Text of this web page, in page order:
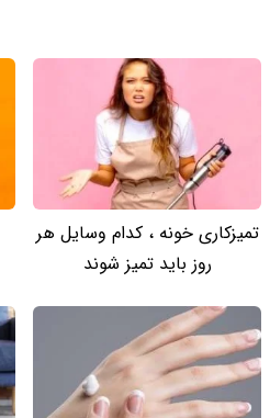
تمیزکاری خونه ، کدام وسایل هر
روز باید تمیز شوند